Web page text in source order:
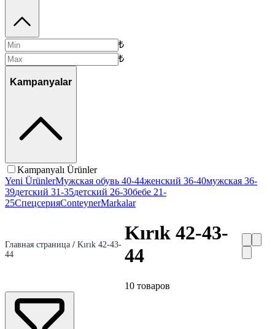
₺
₺
Kampanyalar
Kampanyalı Ürünler
Yeni ÜrünlerМужская обувь 40-44женский 36-40мужская 36-
39детский 31-35детский 26-30бебе 21-
25СпецсерияConteynerMarkalar
Главная страница / Kırık 42-43-
44
Kırık 42-43-
44
10 товаров